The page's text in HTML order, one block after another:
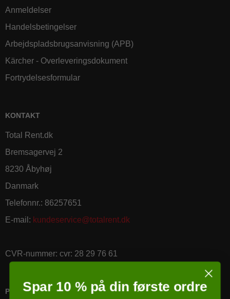
Anmeldelser
Handelsbetingelser
Arbejdspladsbrugsanvisning (APB)
Kärcher - Overleveringsdokument
Fortrydelsesformular
KONTAKT
Total Rent.dk
Bremsagervej 2
8230 Åbyhøj
Danmark
Telefonnr.: 86257651
E-mail : kundeservice@totalrent.dk
CVR-nummer: cvr: 28 29 76 61
PRICERUNNER KØBSGARANTI
Spar 10 % på din første ordre